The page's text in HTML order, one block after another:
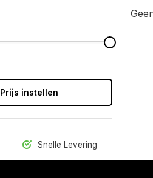
Prijs instellen
Snelle Levering